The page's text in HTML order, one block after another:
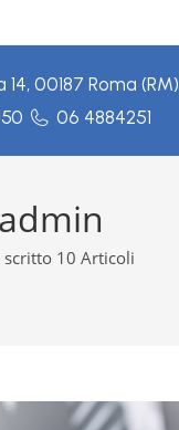
14, 00187 Roma (RM)
06 4884251
admin
scritto 10 Articoli